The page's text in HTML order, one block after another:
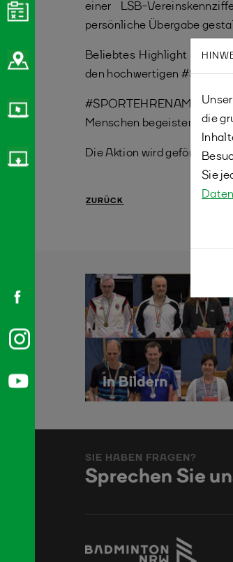
einer LSB-
persönliche Übergabe
Beliebtes Highlight wieder
den hochwertigen
#SPORTEHRENAMT
Menschen begeistert.
Die Aktion wird gefördert
ZURÜCK
SIE HABEN FRAGEN?
Sprechen Sie
die
Sie